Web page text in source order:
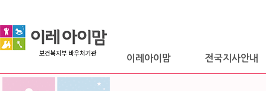
이레아이맘 전국지사안내